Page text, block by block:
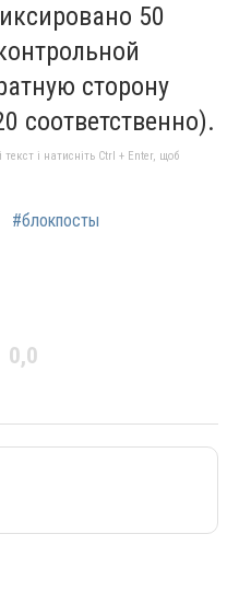
50
сторону
соответственно).
і натисніть Ctrl + Enter, щоб
#блокпосты
0,0